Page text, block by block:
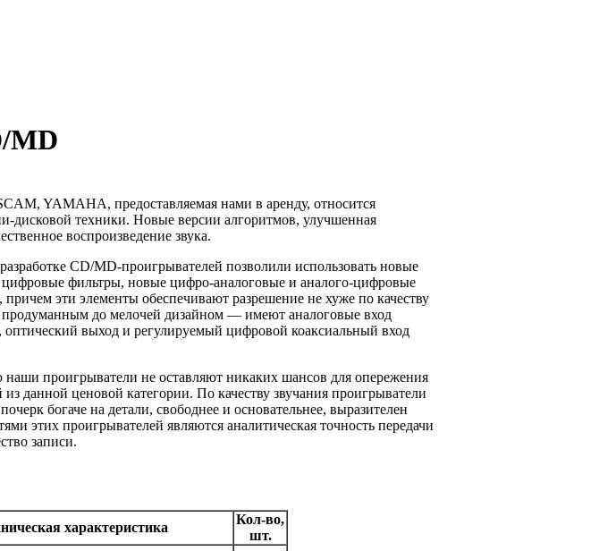
MD
YAMAHA, предоставляемая нами в аренду, относится
дисковой техники. Новые версии алгоритмов, улучшенная
воспроизведение звука.
CD/MD-проигрывателей позволили использовать новые
цифровые фильтры, новые цифро-аналоговые и аналого-цифровые
эти элементы обеспечивают разрешение не хуже по качеству
до мелочей дизайном — имеют аналоговые вход
выход и регулируемый цифровой коаксиальный вход
проигрыватели не оставляют никаких шансов для опережения
данной ценовой категории. По качеству звучания проигрыватели
богаче на детали, свободнее и основательнее, выразителен
этих проигрывателей являются аналитическая точность передачи
записи.
характеристика
Кол-во,
шт.